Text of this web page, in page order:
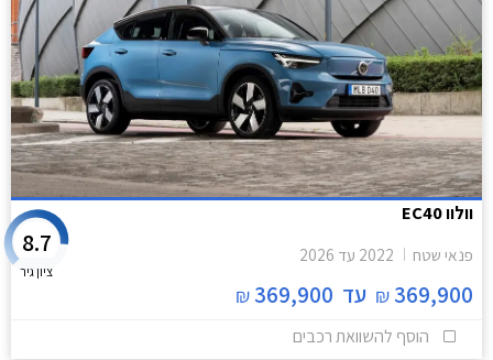
וולוו EC40
פנאי שטח 2022 עד 2026
369,900
₪ עד 369,900
₪
8.7
ציון גיר
הוסף להשוואת רכבים